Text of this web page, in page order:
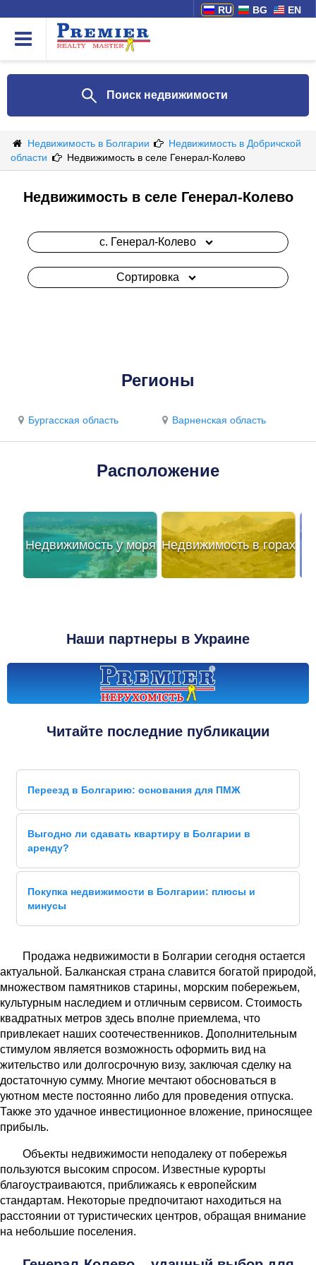
RU BG EN
Поиск недвижимости
Недвижимость в Болгарии
Недвижимость в Добричской
области
Недвижимость в селе Генерал-Колево
Недвижимость в селе Генерал-Колево
с. Генерал-Колево
Сортировка
Регионы
Бургасская область Варненская область
Расположение
Недвижимость у моря Недвижимость в горах
Наши партнеры в Украине
Читайте последние публикации
Переезд в Болгарию: основания для ПМЖ
Выгодно ли сдавать квартиру в Болгарии в
аренду?
Покупка недвижимости в Болгарии: плюсы и
минусы
Продажа недвижимости в Болгарии сегодня остается
актуальной. Балканская страна славится богатой природой,
множеством памятников старины, морским побережьем,
культурным наследием и отличным сервисом. Стоимость
квадратных метров здесь вполне приемлема, что
привлекает наших соотечественников. Дополнительным
стимулом является возможность оформить вид на
жительство или долгосрочную визу, заключая сделку на
достаточную сумму. Многие мечтают обосноваться в
уютном месте постоянно либо для проведения отпуска.
Также это удачное инвестиционное вложение, приносящее
прибыль.
Объекты недвижимости неподалеку от побережья
пользуются высоким спросом. Известные курорты
благоустраиваются, приближаясь к европейским
стандартам. Некоторые предпочитают находиться на
расстоянии от туристических центров, обращая внимание
на небольшие поселения.